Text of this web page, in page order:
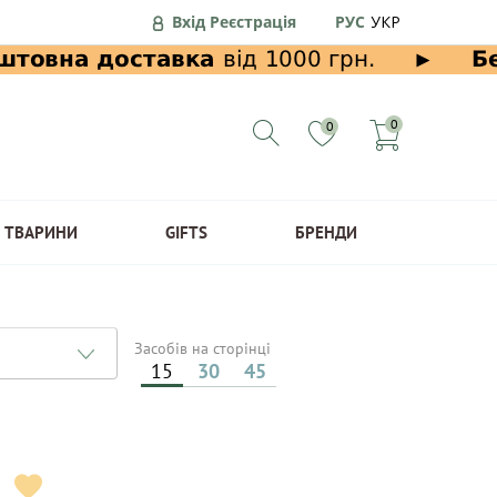
Вхід Реєстрація РУС УКР
0 0
ТВАРИНИ GIFTS БРЕНДИ
Засобів на сторінці
15 30 45